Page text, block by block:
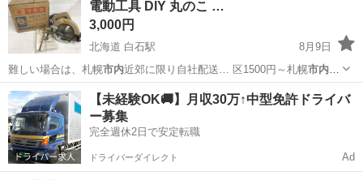
電動工具 DIY 丸のこ …
3,000円
北海道 白石駅
8月9日
難しい場合は、札幌市内近郊に限り自社配送… 区1500円～札幌市内
5000円程度） …
北海道 札幌市 白石駅 その他
【未経験OK🚚】月収30万↑中型免許ドライバ
ー募集
完全週休2日で安定転職
ドライバーダイレクト Ad